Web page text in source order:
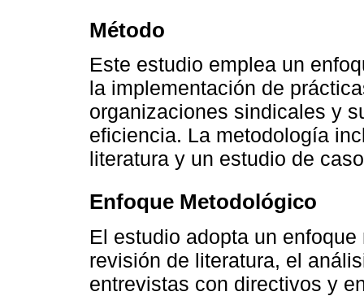
Método
Este estudio emplea un
la implementación de
organizaciones sindicales y
eficiencia. La metodología
literatura y un estudio de
Enfoque Metodológico
El estudio adopta un
revisión de literatura, el
entrevistas con directivos y